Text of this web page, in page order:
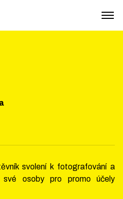
svolení k fotografování a
své osoby pro promo účely